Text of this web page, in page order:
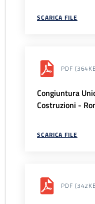
SCARICA FILE
PDF
Congiuntura
Costruzioni -
SCARICA FILE
PDF